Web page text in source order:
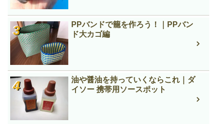
PPバンドで籠を作ろう！｜PPバン
ド大カゴ編
油や醤油を持っていくならこれ｜ダ
イソー 携帯用ソースポット